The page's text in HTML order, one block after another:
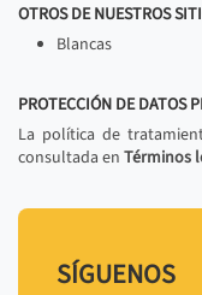
OTROS DE NUESTROS
Blancas
PROTECCIÓN DE DATOS
La política de
consultada en Términos
SÍGUENOS